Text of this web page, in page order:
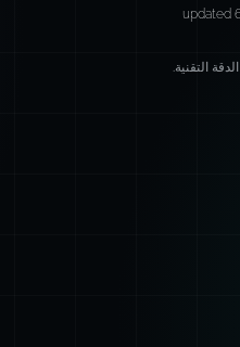
updated
التقنية.